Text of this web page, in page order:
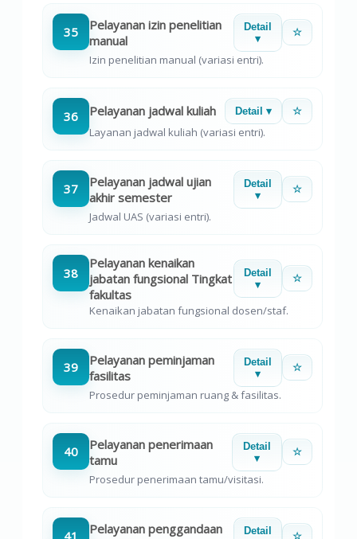
35
Pelayanan izin penelitian
manual
Detail
▾
☆
Izin penelitian manual (variasi entri).
36 Pelayanan jadwal kuliah Detail ▾ ☆
Layanan jadwal kuliah (variasi entri).
37
Pelayanan jadwal ujian
akhir semester
Detail
▾
☆
Jadwal UAS (variasi entri).
38
Pelayanan kenaikan
jabatan fungsional Tingkat
fakultas
Detail
▾
☆
Kenaikan jabatan fungsional dosen/staf.
39
Pelayanan peminjaman
fasilitas
Detail
▾
☆
Prosedur peminjaman ruang & fasilitas.
40
Pelayanan penerimaan
tamu
Detail
▾
☆
Prosedur penerimaan tamu/visitasi.
41
Pelayanan penggandaan
Detail
☆